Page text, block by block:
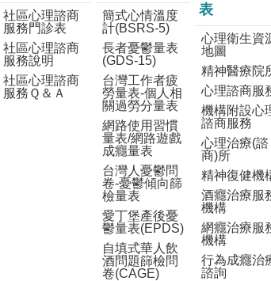
社區心理諮商
服務門診表
社區心理諮商
服務說明
社區心理諮商
服務Ｑ＆Ａ
簡式心情溫度
計(BSRS-5)
長者憂鬱量表
(GDS-15)
台灣工作者疲
勞量表-個人相
關過勞分量表
網路使用習慣
量表/網路遊戲
成癮量表
台灣人憂鬱問
卷-憂鬱傾向篩
檢量表
愛丁堡產後憂
鬱量表(EPDS)
自填式華人飲
酒問題篩檢問
卷(CAGE)
表
心理衛生資
地圖
精神醫療院
心理諮商服
機構附設心
諮商服務
心理治療(諮
商)所
精神復健機
酒癮治療服
機構
網癮治療服
機構
行為成癮治
諮詢